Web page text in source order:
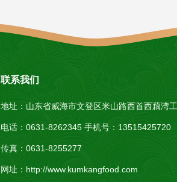
联系我们
地址：山东省威海市文登区米山路西首西藕湾
电话：0631-8262345 手机号：13515425720
传真：0631-8255277
网址： http://www.kumkangfood.com